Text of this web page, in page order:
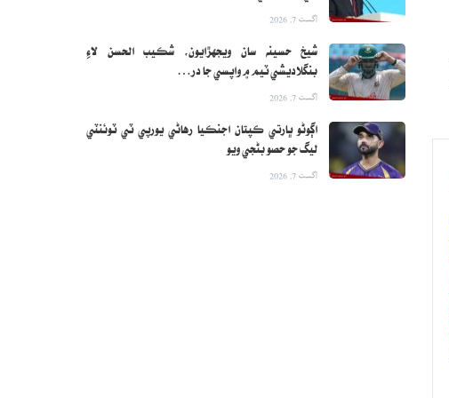
اگست 7, 2026
شيخ حسينه سان ويجهڙايون، شڪيب الحسن لاءِ
بنگلاديشي ٽيم ۾ واپسي جا در…
اگست 7, 2026
اڳوڻو ڀارتي ڪپتان اجنڪيا رهاڻي يورپي ٽي ٽوئنٽي
ليگ جو حصو بڻجي ويو
اگست 7, 2026